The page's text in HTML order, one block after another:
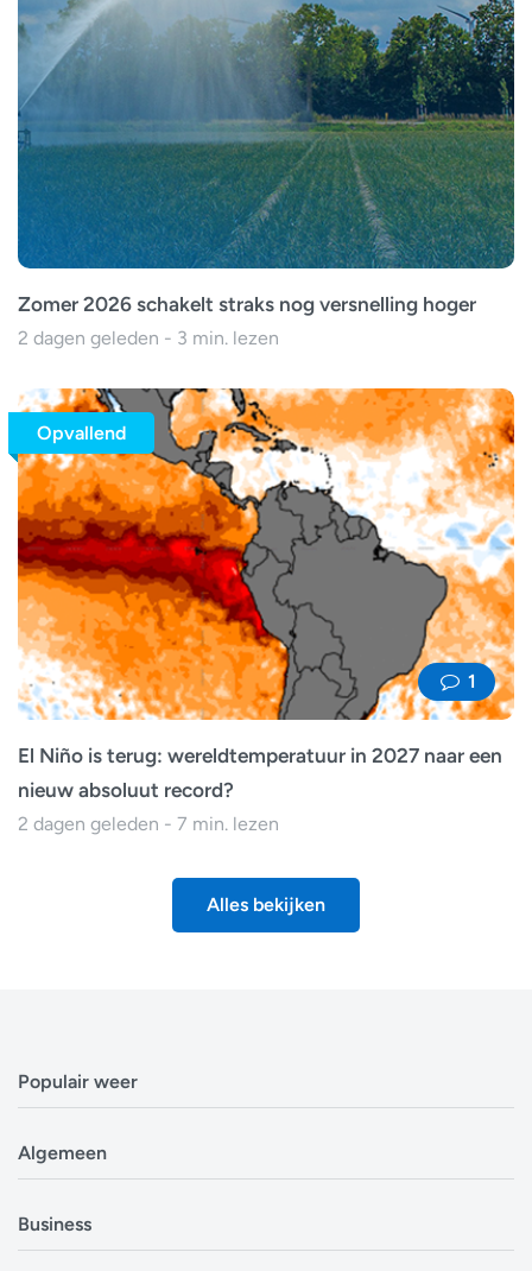
Zomer 2026 schakelt straks nog versnelling hoger
2 dagen geleden - 3 min. lezen
1
Opvallend
El Niño is terug: wereldtemperatuur in 2027 naar een
nieuw absoluut record?
2 dagen geleden - 7 min. lezen
Alles bekijken
Populair weer
Weerbericht Brussel
Weerbericht Eindhoven
Algemeen
Privacyverklaring
Business